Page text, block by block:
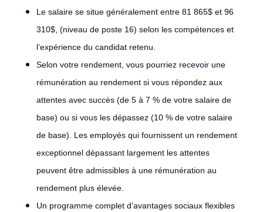
Le salaire se situe généralement entre 81 865$ et 96
310$, (niveau de poste 16) selon les compétences et
l’expérience du candidat retenu.
Selon votre rendement, vous pourriez recevoir une
rémunération au rendement si vous répondez aux
attentes avec succès (de 5 à 7 % de votre salaire de
base) ou si vous les dépassez (10 % de votre salaire
de base). Les employés qui fournissent un rendement
exceptionnel dépassant largement les attentes
peuvent être admissibles à une rémunération au
rendement plus élevée.
Un programme complet d’avantages sociaux flexibles